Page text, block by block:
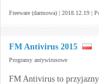
Freeware (darmowa) | 2018.12.19 |
FM Antivirus 2015
Programy antywirusowe
FM Antivirus to przyjazny